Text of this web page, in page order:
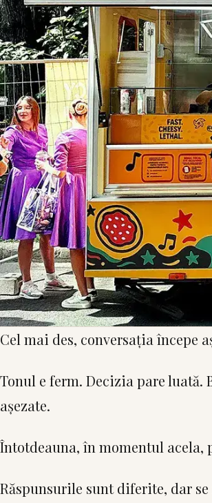
Cel mai des, conversația începe
Tonul e ferm. Decizia pare luată.
așezate.
Întotdeauna, în momentul acela,
Răspunsurile sunt diferite, dar